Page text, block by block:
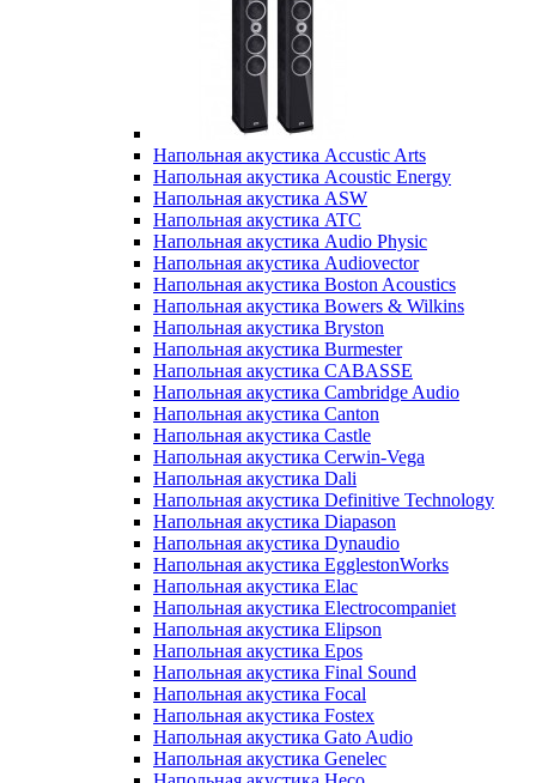
Напольная акустика Accustic Arts
Напольная акустика Acoustic Energy
Напольная акустика ASW
Напольная акустика ATC
Напольная акустика Audio Physic
Напольная акустика Audiovector
Напольная акустика Boston Acoustics
Напольная акустика Bowers & Wilkins
Напольная акустика Bryston
Напольная акустика Burmester
Напольная акустика CABASSE
Напольная акустика Cambridge Audio
Напольная акустика Canton
Напольная акустика Castle
Напольная акустика Cerwin-Vega
Напольная акустика Dali
Напольная акустика Definitive Technology
Напольная акустика Diapason
Напольная акустика Dynaudio
Напольная акустика EgglestonWorks
Напольная акустика Elac
Напольная акустика Electrocompaniet
Напольная акустика Elipson
Напольная акустика Epos
Напольная акустика Final Sound
Напольная акустика Focal
Напольная акустика Fostex
Напольная акустика Gato Audio
Напольная акустика Genelec